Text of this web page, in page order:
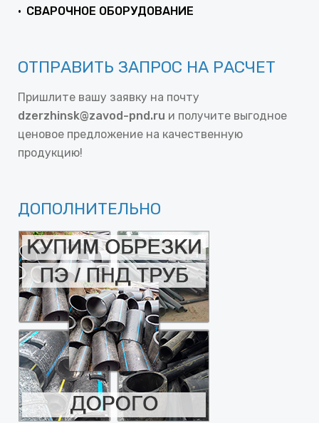
СВАРОЧНОЕ ОБОРУДОВАНИЕ
ОТПРАВИТЬ ЗАПРОС НА РАСЧЕТ
Пришлите вашу заявку на почту
dzerzhinsk@zavod-pnd.ru и получите выгодное
ценовое предложение на качественную
продукцию!
ДОПОЛНИТЕЛЬНО